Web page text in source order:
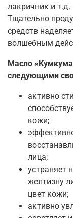
лакричник и т.д.
Тщательно
средств
волшебным
Масло
следующими
активно
кожи;
лица;
устраняет
желтизну
цвет кожи;
активно